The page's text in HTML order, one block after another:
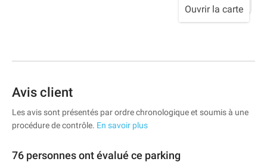
Ouvrir la carte
Avis client
Les avis sont présentés par ordre chronologique et soumis à une
procédure de contrôle. En savoir plus
76 personnes ont évalué ce parking